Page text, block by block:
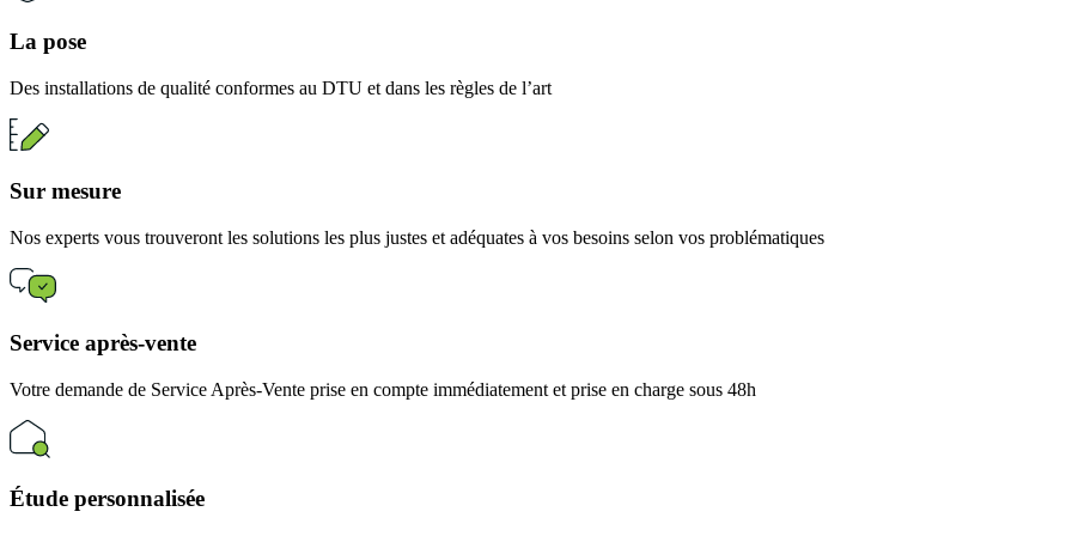
La pose
Des installations de qualité conformes au DTU et dans les règles de l’art
Sur mesure
Nos experts vous trouveront les solutions les plus justes et adéquates à vos besoins selon vos problématiques
Service après-vente
Votre demande de Service Après-Vente prise en compte immédiatement et prise en charge sous 48h
Étude personnalisée